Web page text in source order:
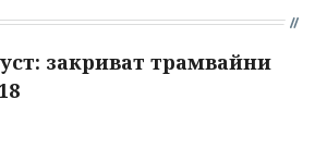
закриват трамвайни